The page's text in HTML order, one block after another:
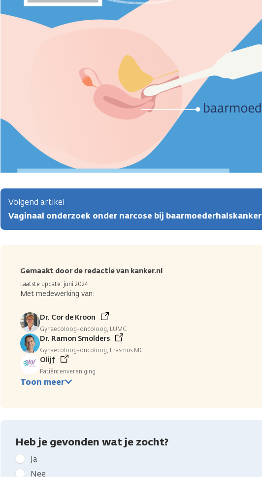
Volgend artikel
Vaginaal onderzoek onder narcose bij baarmoederhalskanker
Gemaakt door de redactie van kanker.nl
Laatste update: juni 2024
Met medewerking van:
Dr. Cor de Kroon
Gynaecoloog-oncoloog, LUMC
Dr. Ramon Smolders
Gynaecoloog-oncoloog, Erasmus MC
Olijf
Patiëntenvereniging
Toon meer
Heb je gevonden wat je zocht?
Geef
kanker.nl
Ja
Nee